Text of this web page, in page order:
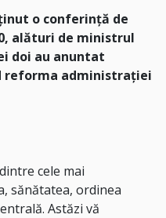
o conferință de
alături de ministrul
doi au anuntat
reforma administrației
cele mai
sănătatea, ordinea
Astăzi vă